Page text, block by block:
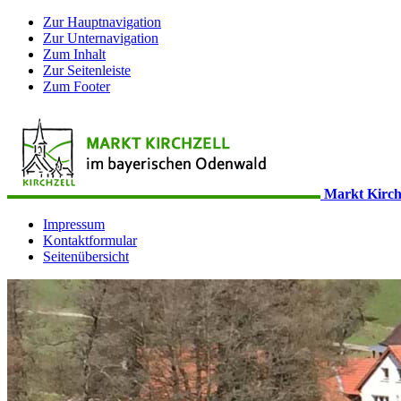
Zur Hauptnavigation
Zur Unternavigation
Zum Inhalt
Zur Seitenleiste
Zum Footer
Markt
Impressum
Kontaktformular
Seitenübersicht